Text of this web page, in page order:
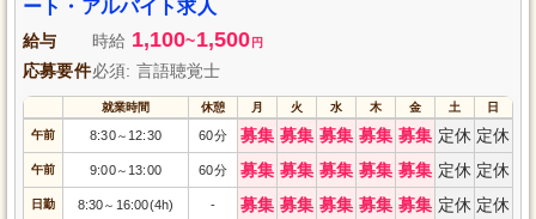
ート・アルバイト求人
給与 時給 1,100~1,500 円
応募要件必須: 言語聴覚士
就業時間 休憩 月 火 水 木 金 土 日
午前 8:30～ 12:30 60分 募集 募集 募集 募集 募集 定休 定休
午前 9:00～ 13:00 60分 募集 募集 募集 募集 募集 定休 定休
日勤 8:30～ 16:00(4h) - 募集 募集 募集 募集 募集 定休 定休